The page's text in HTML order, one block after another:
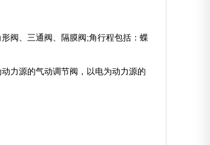
阀、三通阀、隔膜阀;角行程包括：蝶
力源的气动调节阀，以电为动力源的